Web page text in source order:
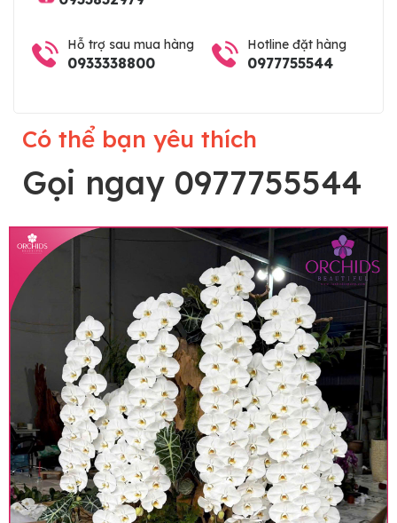
Lưu ý trước khi đặt hàng
• Về cây hoa: Một chậu hoa lan hồ điệp đẹp và
hoàn chỉnh sẽ được phối ghép từ nhiều cây hoa
và tạo dáng hoàn toàn thủ công nên có thể sẽ
khác nhau đôi chút giữa sản phẩm thực tế và
Hỗ trợ sau mua hàng
0933338800
Hotline đặt hàng
0977755544
Có thể bạn yêu thích
Gọi ngay 0977755544